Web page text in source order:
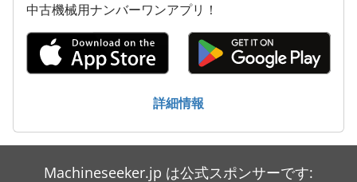
Strausak
Takamaz
Toyoda
中古機械用ナンバーワンアプリ！
詳細情報
Machineseeker.jp は公式スポンサーです: